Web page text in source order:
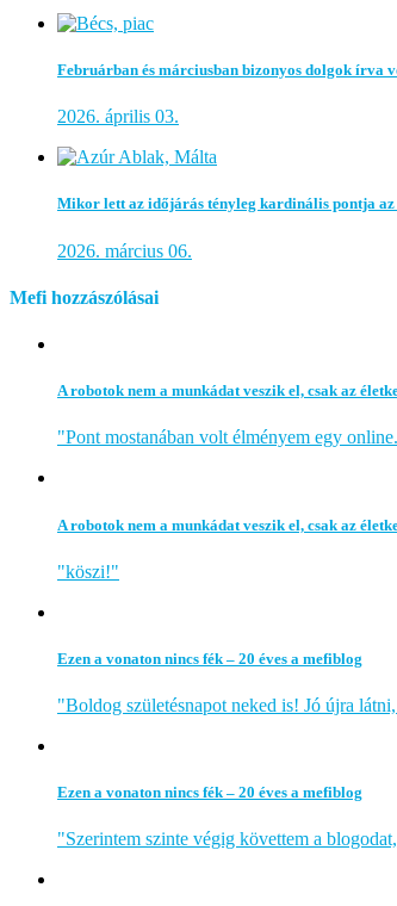
Februárban és márciusban bizonyos dolgok írva
2026. április 03.
Mikor lett az időjárás tényleg kardinális pontja az
2026. március 06.
Mefi hozzászólásai
A robotok nem a munkádat veszik el, csak az
"Pont mostanában volt élményem egy
A robotok nem a munkádat veszik el, csak az
"köszi!"
Ezen a vonaton nincs fék – 20 éves a mefiblog
"Boldog születésnapot neked is! Jó újra
Ezen a vonaton nincs fék – 20 éves a mefiblog
"Szerintem szinte végig követtem a